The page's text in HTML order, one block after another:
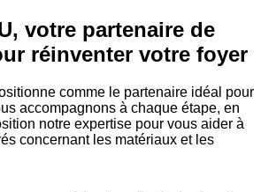
votre partenaire de
réinventer votre foyer
comme le partenaire idéal pour
accompagnons à chaque étape, en
notre expertise pour vous aider à
concernant les matériaux et les